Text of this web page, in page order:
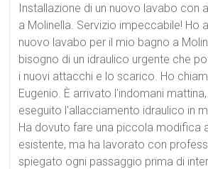
Installazione di un nuovo lavabo con
a Molinella. Servizio impeccabile! Ho
nuovo lavabo per il mio bagno a
bisogno di un idraulico urgente che
i nuovi attacchi e lo scarico. Ho
Eugenio. È arrivato l'indomani
eseguito l'allacciamento idraulico in
Ha dovuto fare una piccola modifica
esistente, ma ha lavorato con
spiegato ogni passaggio prima di